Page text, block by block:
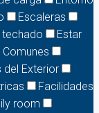
Escaleras
Estar
del Exterior
Facilidades
room